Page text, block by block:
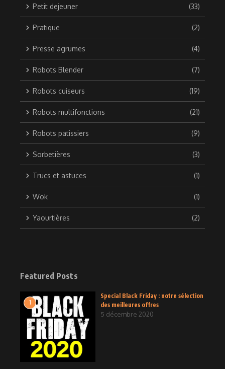
Petit dejeuner (33)
Pratique (2)
Presse agrumes (4)
Robots Blender (7)
Robots cuiseurs (19)
Robots multifonctions (21)
Robots patissiers (9)
Sorbetières (3)
Trucs et astuces (1)
Wok (1)
Yaourtières (2)
Featured Posts
1
Special Black Friday : notre sélection
des meilleures offres
5 décembre 2020